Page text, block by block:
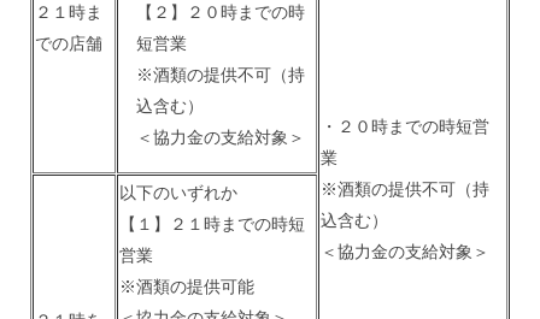
２１時ま
での店舗
【２】２０時までの時
短営業
※酒類の提供不可（持
込含む）
＜協力金の支給対象＞
・２０時までの時短営
業
※酒類の提供不可（持
込含む）
＜協力金の支給対象＞
以下のいずれか
【１】２１時までの時短
営業
※酒類の提供可能